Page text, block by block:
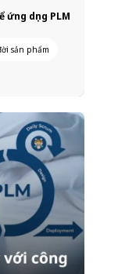
dụng PLM
sản phẩm